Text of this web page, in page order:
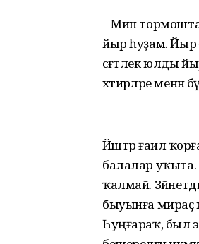
– Мин тормошта
йыр һуҙам. Йыр
сәғәтлек юлды
хәтирәләре
Йәштәр ғаилә
балалар уҡыта.
ҡалмай.
быуынға мираҫ
Һуңғараҡ, был